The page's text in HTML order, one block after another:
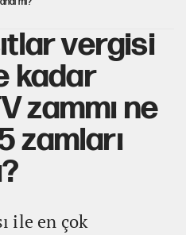
vergisi
kadar
zammı ne
zamları
ile en çok